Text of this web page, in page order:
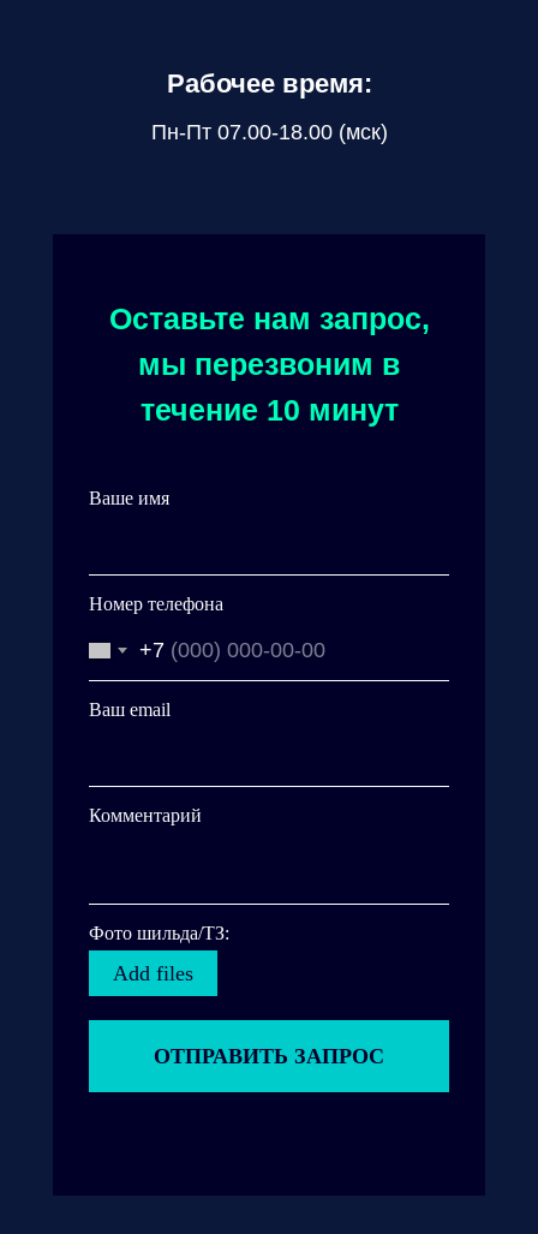
Оставьте нам запрос,
мы перезвоним в
течение 10 минут
Ваше имя
Номер телефона
+7
Ваш email
Комментарий
Фото шильда/ТЗ:
Add files
ОТПРАВИТЬ ЗАПРОС
Пн-Пт 07.00-18.00 (мск)
Рабочее время: